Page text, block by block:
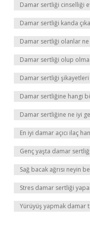
Damar sertliği cinselliği
Damar sertliği kanda
Damar sertliği olanlar
Damar sertliği olup
Damar sertliği
Damar sertliğine hangi
Damar sertliğine ne iyi
En iyi damar açıcı ilaç
Genç yaşta damar
Sağ bacak ağrısı neyin
Stres damar sertliği
Yürüyüş yapmak damar